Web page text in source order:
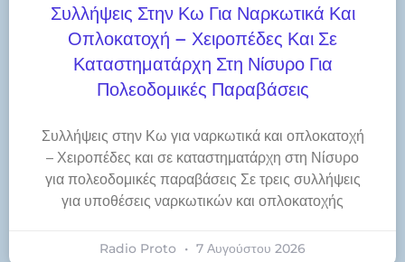
Συλλήψεις Στην Κω Για Ναρκωτικά Και
Οπλοκατοχή – Χειροπέδες Και Σε
Καταστηματάρχη Στη Νίσυρο Για
Πολεοδομικές Παραβάσεις
Συλλήψεις στην Κω για ναρκωτικά και οπλοκατοχή
– Χειροπέδες και σε καταστηματάρχη στη Νίσυρο
για πολεοδομικές παραβάσεις Σε τρεις συλλήψεις
για υποθέσεις ναρκωτικών και οπλοκατοχής
Radio Proto 7 Αυγούστου 2026